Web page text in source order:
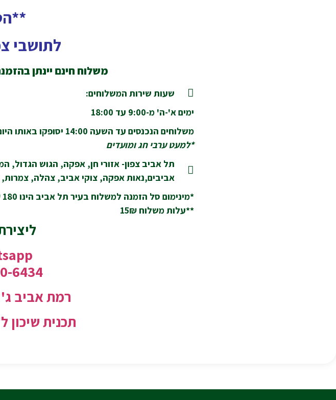
לתושבי
משלוח חינם יינתן בהזמנת
שעות שירות המשלוחים:
ימים א'-ה' מ-9:00 עד 18:00
משלוחים הנכנסים עד השעה 14:00 יסופקו באותו היום
*למעט ערבי חג ומועדים
תל אביב צפון- אזורי חן, אפקה, הגוש הגדול,
אביבים,נאות אפקה, צוקי אביב, צהלה, צמרות,
*מינימום סל הזמנה למשלוח בעיר תל אביב הינו 180 ₪
**עלות משלוח 15₪
6434
רמת אביב ג' 036417483
תכנית שיכון